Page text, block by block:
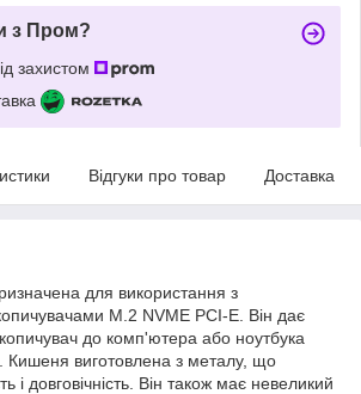
з Пром?
захистом
Відгуки про товар Доставка
для використання з
M.2 NVME PCI-E. Він дає
до комп'ютера або ноутбука
Кишеня виготовлена з металу, що
і довговічність. Він також має невеликий